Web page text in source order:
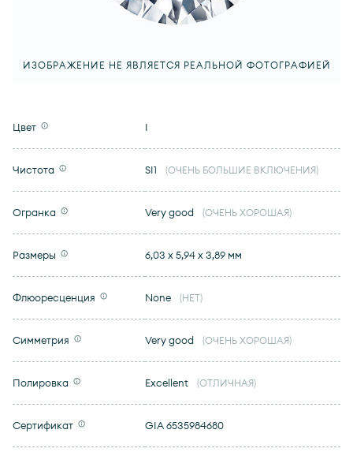
ИЗОБРАЖЕНИЕ НЕ ЯВЛЯЕТСЯ РЕАЛЬНОЙ ФОТОГРАФИЕЙ
Цвет I
Чистота SI1 (ОЧЕНЬ БОЛЬШИЕ ВКЛЮЧЕНИЯ)
Огранка Very good (ОЧЕНЬ ХОРОШАЯ)
Размеры 6,03 x 5,94 x 3,89 мм
Флюоресценция None (НЕТ)
Симметрия Very good (ОЧЕНЬ ХОРОШАЯ)
Полировка Excellent (ОТЛИЧНАЯ)
Сертификат GIA 6535984680